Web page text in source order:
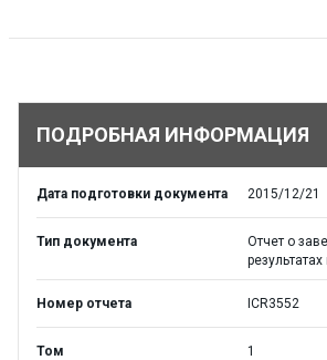
ПОДРОБНАЯ ИНФОРМАЦИЯ
Дата подготовки документа 2015/12/21
Тип документа
Отчет о
результатах
Номер отчета ICR3552
Том 1